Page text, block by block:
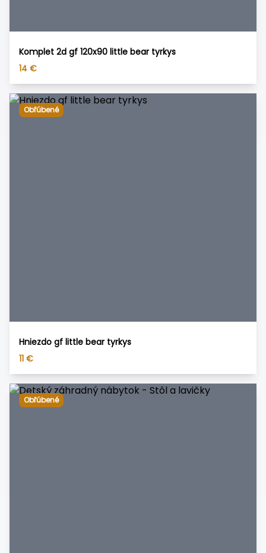
Komplet 2d gf 120x90 little bear tyrkys
14 €
Obľúbené
Hniezdo gf little bear tyrkys
11 €
Obľúbené